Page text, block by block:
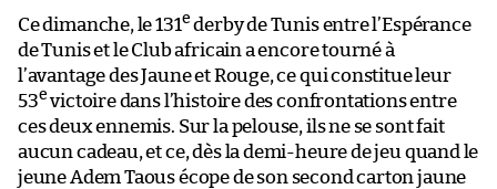
Ce dimanche, le 131e derby de Tunis entre l’Espérance
de Tunis et le Club africain a encore tourné à
l’avantage des Jaune et Rouge, ce qui constitue leur
53e victoire dans l’histoire des confrontations entre
ces deux ennemis. Sur la pelouse, ils ne se sont fait
aucun cadeau, et ce, dès la demi-heure de jeu quand le
jeune Adem Taous écope de son second carton jaune